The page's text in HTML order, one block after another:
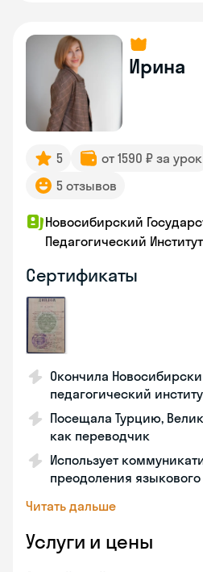
Ирина
5 от 1590 ₽ за урок
5 отзывов
Новосибирский
Педагогический Институт
Сертификаты
Окончила
педагогический
Посещала Турцию,
как переводчик
Использует
преодоления
Читать дальше
Услуги и цены